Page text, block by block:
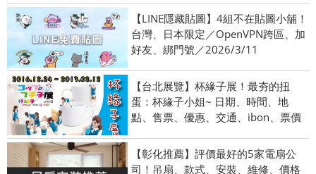
【LINE隱藏貼圖】4組不在貼圖小舖！
台灣、日本限定／OpenVPN跨區、加
好友、綁門號／2026/3/11
【台北展覽】杯緣子展！最夯的扭
蛋：杯緣子小姐~ 日期、時間、地
點、售票、優惠、交通、ibon、票價
【彰化推薦】評價最好的5家電扇公
司！吊扇、款式、安裝、維修、價格